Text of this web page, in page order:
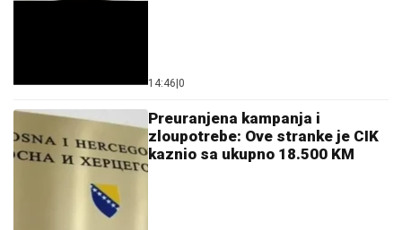
14:46|0
Preuranjena kampanja i
zloupotrebe: Ove stranke je CIK
kaznio sa ukupno 18.500 KM